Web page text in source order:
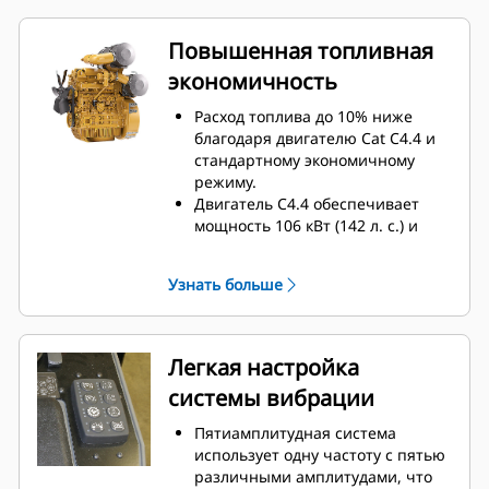
Функции машины со
сгруппированы независимо друг
от друга для упрощения
активации.
Двусторонний доступ на
машинах с конструкцией ROPS/
навесом позволяет операторам
легко подниматься на машину и
спускаться с нее (только для США
Повышенная топливная
экономичность
Расход топлива до 10% ниже
благодаря двигателю Cat C4.4 и
стандартному экономичному
режиму.
Двигатель C4.4 обеспечивает
мощность 106 кВт (142 л. с.) и
Уникальная конструкция
экономичного режима изменяет
частоту вращения двигателя в
зависимости от нагрузки;
вибрация с высокой амплитудой
использует более высокую
то время как статическая
прокатка экономит топливо и
Узнать больше
Легкая настройка
системы вибрации
Пятиамплитудная система
использует одну частоту с пятью
различными амплитудами, что